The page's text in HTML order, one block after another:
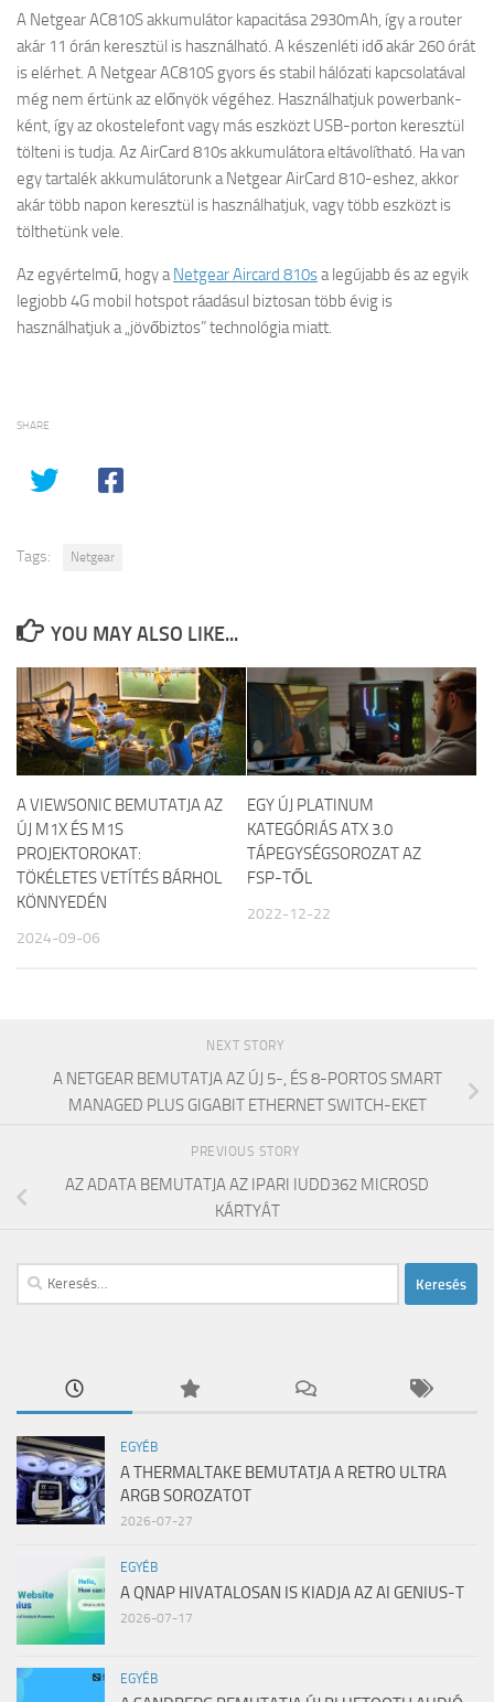
A Netgear AC810S akkumulátor kapacitása 2930mAh, így a router
akár 11 órán keresztül is használható. A készenléti idő akár 260 órát
is elérhet. A Netgear AC810S gyors és stabil hálózati kapcsolatával
még nem értünk az előnyök végéhez. Használhatjuk powerbank-
ként, így az okostelefont vagy más eszközt USB-porton keresztül
tölteni is tudja. Az AirCard 810s akkumulátora eltávolítható. Ha van
egy tartalék akkumulátorunk a Netgear AirCard 810-eshez, akkor
akár több napon keresztül is használhatjuk, vagy több eszközt is
tölthetünk vele.
Az egyértelmű, hogy aNetgear Aircard 810sa legújabb és az egyik
legjobb 4G mobil hotspot ráadásul biztosan több évig is
használhatjuk a „jövőbiztos” technológia miatt.
SHARE
Tags: Netgear
YOU MAY ALSO LIKE...
A VIEWSONIC BEMUTATJA AZ
ÚJ M1X ÉS M1S
PROJEKTOROKAT:
TÖKÉLETES VETÍTÉS BÁRHOL
KÖNNYEDÉN
2024-09-06
EGY ÚJ PLATINUM
KATEGÓRIÁS ATX 3.0
TÁPEGYSÉGSOROZAT AZ
FSP-TŐL
2022-12-22
NEXT STORY
A NETGEAR BEMUTATJA AZ ÚJ 5-, ÉS 8-PORTOS SMART
MANAGED PLUS GIGABIT ETHERNET SWITCH-EKET
PREVIOUS STORY
AZ ADATA BEMUTATJA AZ IPARI IUDD362 MICROSD
KÁRTYÁT
Keresés:
EGYÉB
A THERMALTAKE BEMUTATJA A RETRO ULTRA
ARGB SOROZATOT
2026-07-27
EGYÉB
A QNAP HIVATALOSAN IS KIADJA AZ AI GENIUS-T
2026-07-17
EGYÉB